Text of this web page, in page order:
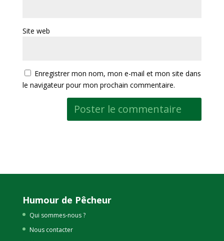
Site web
Enregistrer mon nom, mon e-mail et mon site dans
le navigateur pour mon prochain commentaire.
Humour de Pêcheur
Qui sommes-nous ?
Nous contacter